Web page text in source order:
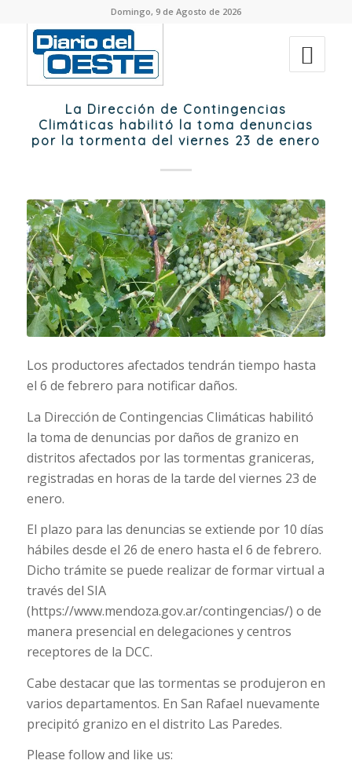
Domingo, 9 de Agosto de 2026
La Dirección de Contingencias
Climáticas habilitó la toma denuncias
por la tormenta del viernes 23 de enero
Los productores afectados tendrán tiempo hasta
el 6 de febrero para notificar daños.
La Dirección de Contingencias Climáticas habilitó
la toma de denuncias por daños de granizo en
distritos afectados por las tormentas graniceras,
registradas en horas de la tarde del viernes 23 de
enero.
El plazo para las denuncias se extiende por 10 días
hábiles desde el 26 de enero hasta el 6 de febrero.
Dicho trámite se puede realizar de formar virtual a
través del SIA
(https://www.mendoza.gov.ar/contingencias/) o de
manera presencial en delegaciones y centros
receptores de la DCC.
Cabe destacar que las tormentas se produjeron en
varios departamentos. En San Rafael nuevamente
precipitó granizo en el distrito Las Paredes.
Please follow and like us: